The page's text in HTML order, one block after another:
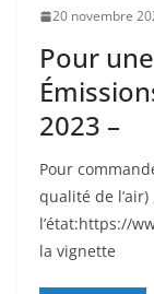
20 novembre
Pour
2023 –
Pour
qualité de
l’état:https://
la vignette